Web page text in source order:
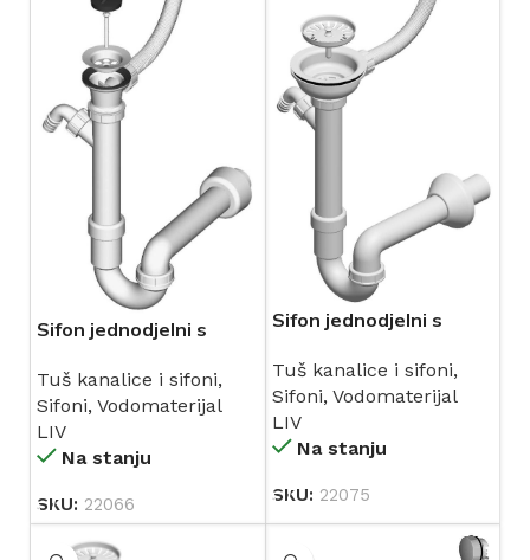
Sifon jednodjelni s
Tuš kanalice i sifoni,
Sifoni, Vodomaterijal
LIV
Na stanju
SKU: 22066
Sifon jednodjelni s
(195558) LIV
Tuš kanalice i sifoni,
Sifoni, Vodomaterijal
LIV
Na stanju
SKU: 22075